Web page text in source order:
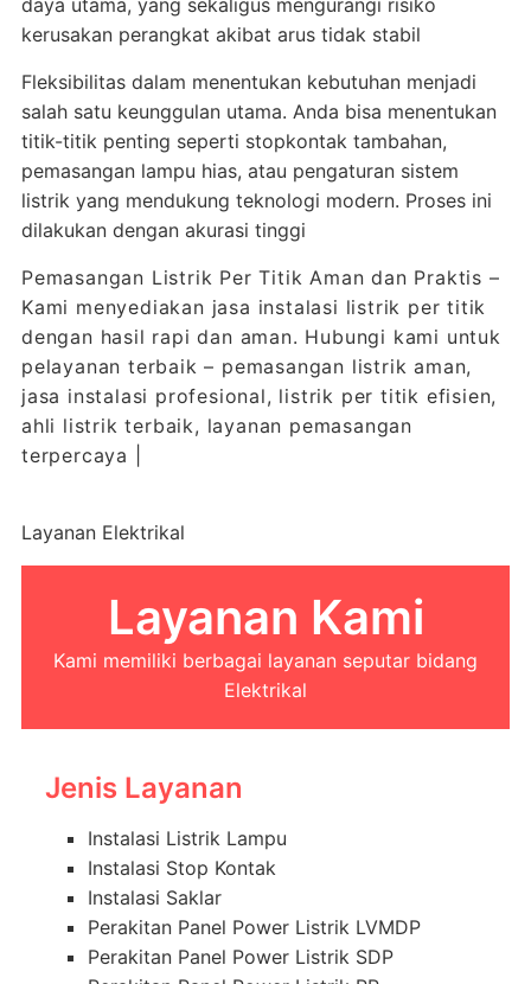
daya utama, yang sekaligus mengurangi risiko
kerusakan perangkat akibat arus tidak stabil
Fleksibilitas dalam menentukan kebutuhan menjadi
salah satu keunggulan utama. Anda bisa menentukan
titik-titik penting seperti stopkontak tambahan,
pemasangan lampu hias, atau pengaturan sistem
listrik yang mendukung teknologi modern. Proses ini
dilakukan dengan akurasi tinggi
Pemasangan Listrik Per Titik Aman dan Praktis –
Kami menyediakan jasa instalasi listrik per titik
dengan hasil rapi dan aman. Hubungi kami untuk
pelayanan terbaik – pemasangan listrik aman,
jasa instalasi profesional, listrik per titik efisien,
ahli listrik terbaik, layanan pemasangan
terpercaya |
Layanan Elektrikal
Layanan Kami
Kami memiliki berbagai layanan seputar bidang
Elektrikal
Jenis Layanan
Instalasi Listrik Lampu
Instalasi Stop Kontak
Instalasi Saklar
Perakitan Panel Power Listrik LVMDP
Perakitan Panel Power Listrik SDP